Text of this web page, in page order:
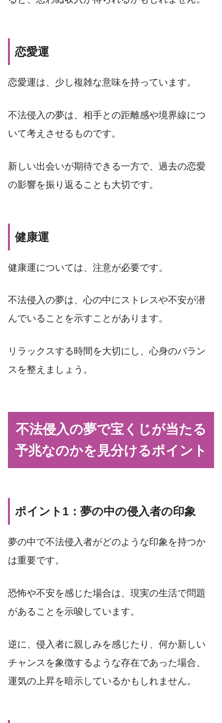
恋愛運
恋愛運は、少し複雑な意味を持っています。
不法侵入の夢は、相手との距離感や境界線につ
いて考えさせるものです。
新しい出会いが期待できる一方で、過去の恋愛
の影響を振り返ることも大切です。
健康運
健康運については、注意が必要です。
不法侵入の夢は、心の中にストレスや不安が潜
んでいることを示すことがあります。
リラックスする時間を大切にし、心身のバラン
スを整えましょう。
不法侵入の夢で宝くじが当たる
予兆なのかを見分けるポイント
ポイント1：夢の中の侵入者の印象
夢の中で不法侵入者がどのような印象を持つか
は重要です。
恐怖や不安を感じた場合は、現実の生活で問題
があることを示唆しています。
逆に、侵入者に親しみを感じたり、何か新しい
チャンスを象徴するような存在であった場合、
運気の上昇を暗示しているかもしれません。